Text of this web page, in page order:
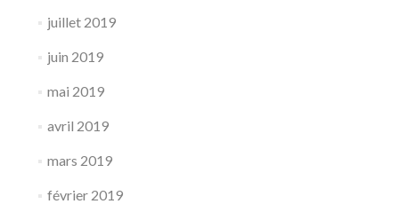
juillet 2019
juin 2019
mai 2019
avril 2019
mars 2019
février 2019